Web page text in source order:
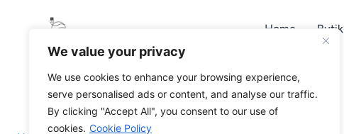
We value your privacy
We use cookies to enhance your browsing experience,
serve personalised ads or content, and analyse our traffic.
By clicking "Accept All", you consent to our use of
cookies. Cookie Policy
Home Butik